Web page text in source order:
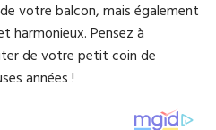
votre balcon, mais également
harmonieux. Pensez à
de votre petit coin de
années !